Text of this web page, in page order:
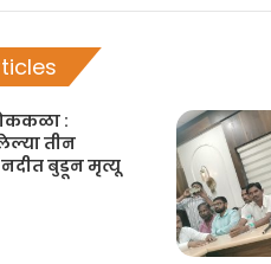
:
तीन
नदीत बुडून मृत्यू